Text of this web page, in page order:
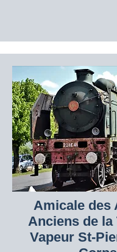
Amicale des
Anciens de la
Vapeur St-